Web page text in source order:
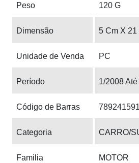
Peso 120 G
Dimensão 5 Cm X
Unidade de Venda PC
Período 1/2008
Código de Barras
Categoria CARRO/
Familia MOTOR